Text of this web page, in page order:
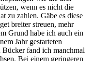
wenn es nicht die
zu zahlen. Gäbe es diese
breiter streuen, mehr
Grund habe ich auch ein
Jahr gestarteten
Bücker fand ich manchmal
Bei einem geringeren